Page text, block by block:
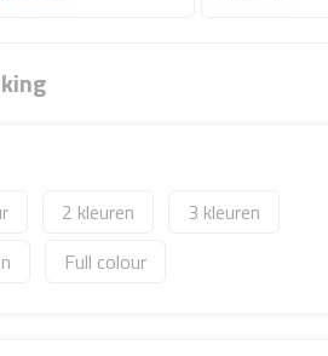
2
3
Full colour